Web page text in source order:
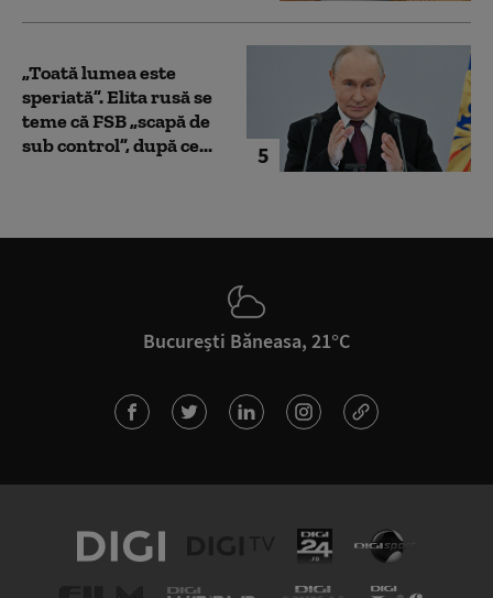
5
„Toată lumea este
speriată”. Elita rusă se
teme că FSB „scapă de
sub control”, după ce...
București Băneasa, 21°C